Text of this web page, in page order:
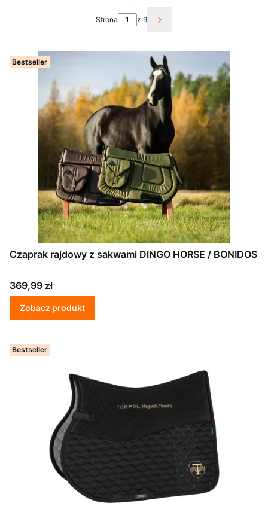
Strona z 9 Następne produkty
Bestseller
Czaprak rajdowy z sakwami DINGO HORSE / BONIDOS
Cena
369,99 zł
Zobacz produkt
Bestseller